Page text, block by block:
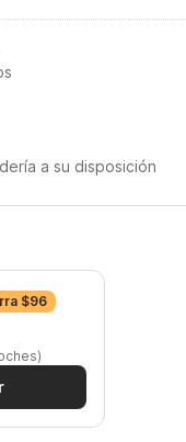
a su disposición
$96